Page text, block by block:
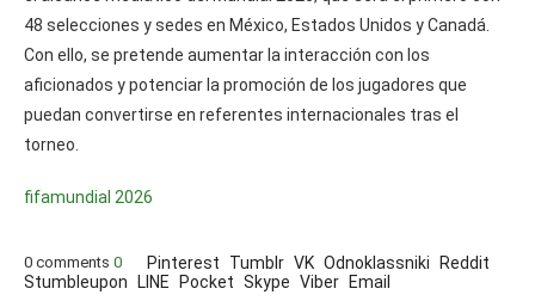
48 selecciones y sedes en México, Estados Unidos y Canadá.
Con ello, se pretende aumentar la interacción con los
aficionados y potenciar la promoción de los jugadores que
puedan convertirse en referentes internacionales tras el
torneo.
fifamundial 2026
0 comments 0 Pinterest Tumblr VK Odnoklassniki
Reddit
Stumbleupon
LINE Pocket Skype Viber Email